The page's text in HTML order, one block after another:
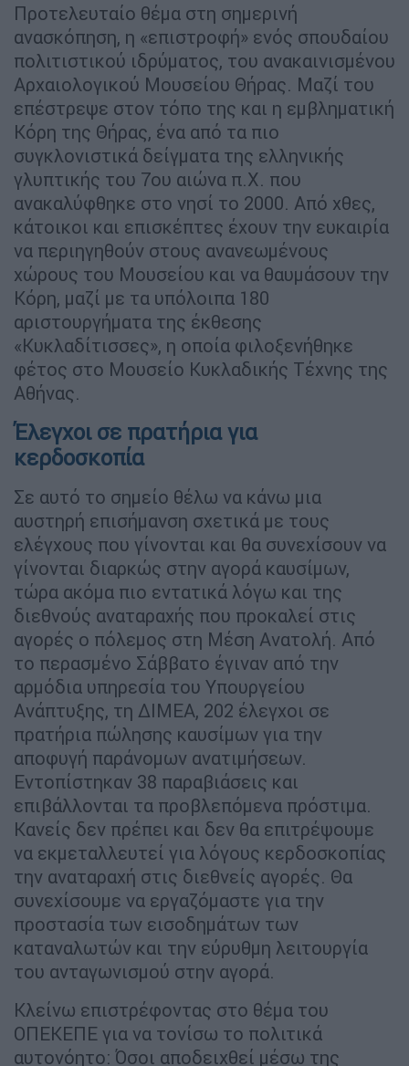
Προτελευταίο θέμα στη σημερινή
ανασκόπηση, η «επιστροφή» ενός σπουδαίου
πολιτιστικού ιδρύματος, του ανακαινισμένου
Αρχαιολογικού Μουσείου Θήρας. Μαζί του
επέστρεψε στον τόπο της και η εμβληματική
Κόρη της Θήρας, ένα από τα πιο
συγκλονιστικά δείγματα της ελληνικής
γλυπτικής του 7oυ αιώνα π.Χ. που
ανακαλύφθηκε στο νησί το 2000. Από χθες,
κάτοικοι και επισκέπτες έχουν την ευκαιρία
να περιηγηθούν στους ανανεωμένους
χώρους του Μουσείου και να θαυμάσουν την
Κόρη, μαζί με τα υπόλοιπα 180
αριστουργήματα της έκθεσης
«Κυκλαδίτισσες», η οποία φιλοξενήθηκε
φέτος στο Μουσείο Κυκλαδικής Τέχνης της
Αθήνας.
Έλεγχοι σε πρατήρια για
κερδοσκοπία
Σε αυτό το σημείο θέλω να κάνω μια
αυστηρή επισήμανση σχετικά με τους
ελέγχους που γίνονται και θα συνεχίσουν να
γίνονται διαρκώς στην αγορά καυσίμων,
τώρα ακόμα πιο εντατικά λόγω και της
διεθνούς αναταραχής που προκαλεί στις
αγορές ο πόλεμος στη Μέση Ανατολή. Από
το περασμένο Σάββατο έγιναν από την
αρμόδια υπηρεσία του Υπουργείου
Ανάπτυξης, τη ΔΙΜΕΑ, 202 έλεγχοι σε
πρατήρια πώλησης καυσίμων για την
αποφυγή παράνομων ανατιμήσεων.
Εντοπίστηκαν 38 παραβιάσεις και
επιβάλλονται τα προβλεπόμενα πρόστιμα.
Κανείς δεν πρέπει και δεν θα επιτρέψουμε
να εκμεταλλευτεί για λόγους κερδοσκοπίας
την αναταραχή στις διεθνείς αγορές. Θα
συνεχίσουμε να εργαζόμαστε για την
προστασία των εισοδημάτων των
καταναλωτών και την εύρυθμη λειτουργία
του ανταγωνισμού στην αγορά.
Κλείνω επιστρέφοντας στο θέμα του
ΟΠΕΚΕΠΕ για να τονίσω το πολιτικά
αυτονόητο: Όσοι αποδειχθεί μέσω της